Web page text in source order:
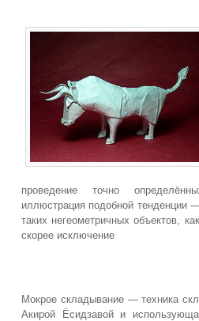
проведение точно
иллюстрация подобной тенденции
таких негеометричных объектов,
скорее исключение
Мокрое складывание — техника
Акирой Ёсидзавой и